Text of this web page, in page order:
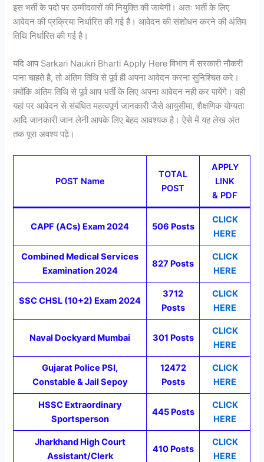
इस भर्ती के पदो पर उम्मीदवारों की नियुक्ति की जायेगी। अतः भर्ती के लिए
आवेदन की प्रक्रिया निर्धारित की गई है। आवेदन की संशोधन करने की अंतिम
तिथि निर्धारित की गई है।
यदि आप Sarkari Naukri Bharti Apply Here विभाग में सरकारी नौकरी
पाना चाहते है, तो अंतिम तिथि से पूर्व ही अपना आवेदन करना सुनिश्चित करे।
क्योंकि अंतिम तिथि से पूर्व आप भर्ती के लिए अपना आवेदन नही कर पायेंगे। वही
यहां पर आवेदन से संबंधित महत्वपूर्ण जानकारी जैसे आयुसीमा, शैक्षणिक योग्यता
आदि जानकारी जान लेनी आपके लिए बेहद आवश्यक है। ऐसे में यह लेख अंत
तक पूरा अवश्य पढ़े।
POST Name
TOTAL
POST
APPLY
LINK
& PDF
CAPF (ACs) Exam 2024 506 Posts
CLICK
HERE
Combined Medical Services
Examination 2024
827 Posts
CLICK
HERE
SSC CHSL (10+2) Exam 2024
3712
Posts
CLICK
HERE
Naval Dockyard Mumbai 301 Posts
CLICK
HERE
Gujarat Police PSI,
Constable & Jail Sepoy
12472
Posts
CLICK
HERE
HSSC Extraordinary
Sportsperson
445 Posts
CLICK
HERE
Jharkhand High Court
Assistant/Clerk
410 Posts
CLICK
HERE